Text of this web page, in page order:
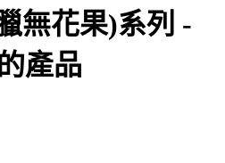
無花果)系列 -
產品